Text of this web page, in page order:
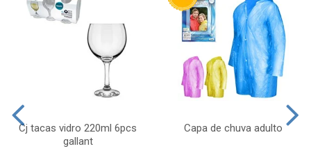
Cj tacas vidro 220ml 6pcs
gallant
Capa de chuva adulto